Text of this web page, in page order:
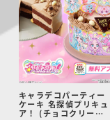
キャラデコパーティー
ケーキ 名探偵プリキュ
ア！ (チョコクリーム)